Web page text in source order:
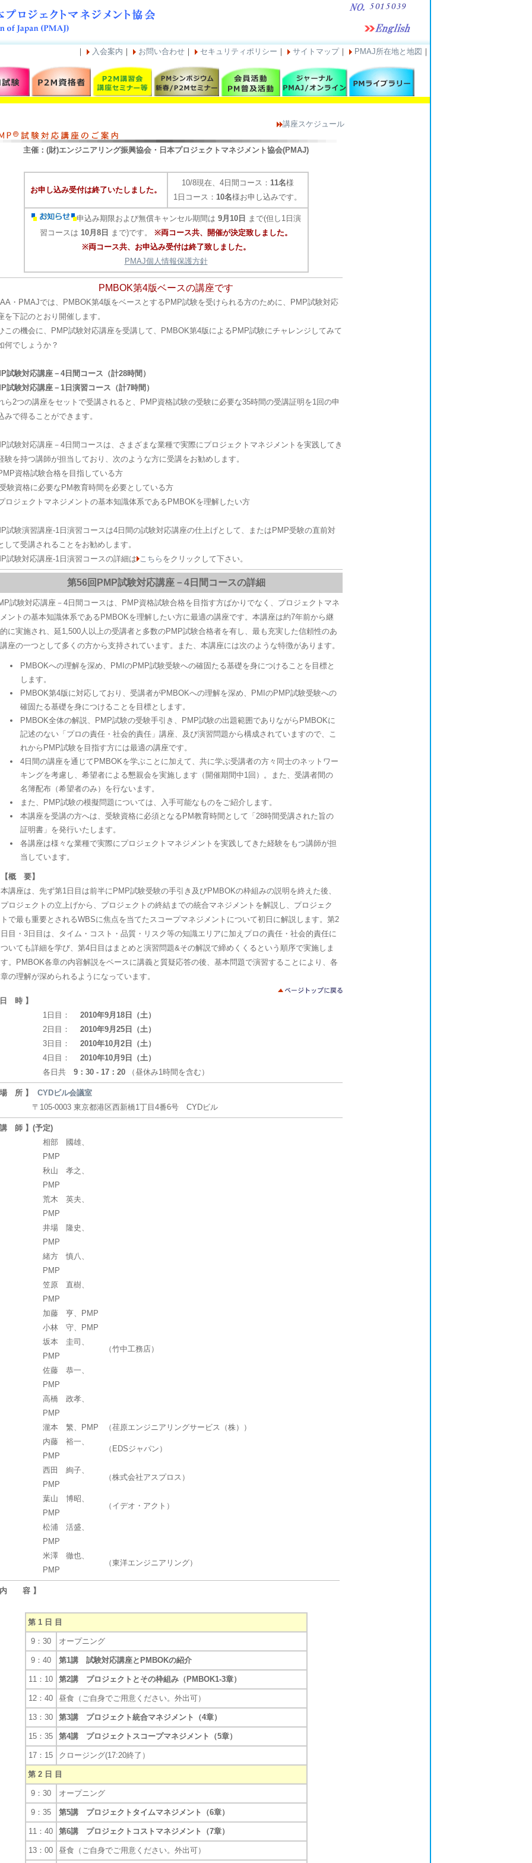
｜ 入会案内 ｜ お問い合わせ ｜ セキュリティポリシー ｜ サイトマップ｜ PMAJ所在地と地図 ｜
講座スケジュール
主催：(財)エンジニアリング振興協会・日本プロジェクトマネジメント協会(PMAJ)
お申し込み受付は終了いたしました。
10/8現在、4日間コース： 11名様
1日コース： 10名様お申し込みです。
申込み期限および無償キャンセル期間は 9月10日 まで(但し1日演
習コースは 10月8日 まで)です。 ※両コース共、開催が決定致しました。
※両コース共、お申込み受付は終了致しました。
PMAJ個人情報保護方針
PMBOK第4版ベースの講座です
・PMAJでは、PMBOK第4版をベースとするPMP試験を受けられる方のために、PMP試験対応
を下記のとおり開催します。
この機会に、PMP試験対応講座を受講して、PMBOK第4版によるPMP試験にチャレンジしてみて
何でしょうか？
試験対応講座－4日間コース（計28時間）
試験対応講座－1日演習コース（計7時間）
ら2つの講座をセットで受講されると、PMP資格試験の受験に必要な35時間の受講証明を1回の申
みで得ることができます。
試験対応講座－4日間コースは、さまざまな業種で実際にプロジェクトマネジメントを実践してき
験を持つ講師が担当しており、次のような方に受講をお勧めします。
資格試験合格を目指している方
験資格に必要なPM教育時間を必要としている方
ロジェクトマネジメントの基本知識体系であるPMBOKを理解したい方
試験演習講座-1日演習コースは4日間の試験対応講座の仕上げとして、またはPMP受験の直前対
して受講されることをお勧めします。
試験対応講座-1日演習コースの詳細は こちら をクリックして下さい。
第56回PMP試験対応講座－4日間コースの詳細
試験対応講座－4日間コースは、PMP資格試験合格を目指す方ばかりでなく、プロジェクトマネ
ントの基本知識体系であるPMBOKを理解したい方に最適の講座です。本講座は約7年前から継
に実施され、延1,500人以上の受講者と多数のPMP試験合格者を有し、最も充実した信頼性のあ
座の一つとして多くの方から支持されています。また、本講座には次のような特徴があります。
PMBOKへの理解を深め、PMIのPMP試験受験への確固たる基礎を身につけることを目標と
します。
PMBOK第4版に対応しており、受講者がPMBOKへの理解を深め、PMIのPMP試験受験への
確固たる基礎を身につけることを目標とします。
PMBOK全体の解説、PMP試験の受験手引き、PMP試験の出題範囲でありながらPMBOKに
記述のない「プロの責任・社会的責任」講座、及び演習問題から構成されていますので、こ
れからPMP試験を目指す方には最適の講座です。
4日間の講座を通じてPMBOKを学ぶことに加えて、共に学ぶ受講者の方々同士のネットワー
キングを考慮し、希望者による懇親会を実施します（開催期間中1回）。また、受講者間の
名簿配布（希望者のみ）を行ないます。
また、PMP試験の模擬問題については、入手可能なものをご紹介します。
本講座を受講の方へは、受験資格に必須となるPM教育時間として「28時間受講された旨の
証明書」を発行いたします。
各講座は様々な業種で実際にプロジェクトマネジメントを実践してきた経験をもつ講師が担
当しています。
【概 要】
本講座は、先ず第1日目は前半にPMP試験受験の手引き及びPMBOKの枠組みの説明を終えた後、
プロジェクトの立上げから、プロジェクトの終結までの統合マネジメントを解説し、プロジェク
トで最も重要とされるWBSに焦点を当てたスコープマネジメントについて初日に解説します。第2
日目・3日目は、タイム・コスト・品質・リスク等の知識エリアに加えプロの責任・社会的責任に
ついても詳細を学び、第4日目はまとめと演習問題&その解説で締めくくるという順序で実施しま
す。PMBOK各章の内容解説をベースに講義と質疑応答の後、基本問題で演習することにより、各
章の理解が深められるようになっています。
時 】
1日目：
2010年9月18日（土）
2日目：
2010年9月25日（土）
3日目：
2010年10月2日（土）
4日目：
2010年10月9日（土）
各日共 9：30 - 17：20（昼休み1時間を含む）
所 】
CYDビル会議室
0003 東京都港区西新橋1丁目4番6号 CYDビル
師 】(予定)
相部 國雄、
PMP
秋山 孝之、
PMP
荒木 英夫、
PMP
井場 隆史、
PMP
緒方 慎八、
PMP
笠原 直樹、
PMP
加藤 亨、PMP
小林 守、PMP
坂本 圭司、
PMP
（竹中工務店）
佐藤 恭一、
PMP
高橋 政孝、
PMP
瀧本 繁、PMP
（荏原エンジニアリングサービス（株））
内藤 裕一、
PMP
（EDSジャパン）
西田 絢子、
PMP
（株式会社アスプロス）
葉山 博昭、
PMP
（イデオ・アクト）
松浦 活盛、
PMP
米澤 徹也、
PMP
（東洋エンジニアリング）
内 容 】
第 1 日 目
9：30 オープニング
9：40 第1講 試験対応講座とPMBOKの紹介
11：10 第2講 プロジェクトとその枠組み（PMBOK1-3章）
12：40 昼食（ご自身でご用意ください。外出可）
13：30 第3講 プロジェクト統合マネジメント（4章）
15：35 第4講 プロジェクトスコープマネジメント（5章）
17：15 クロージング(17:20終了）
第 2 日 目
9：30 オープニング
9：35 第5講 プロジェクトタイムマネジメント（6章）
11：40 第6講 プロジェクトコストマネジメント（7章）
13：00 昼食（ご自身でご用意ください。外出可）